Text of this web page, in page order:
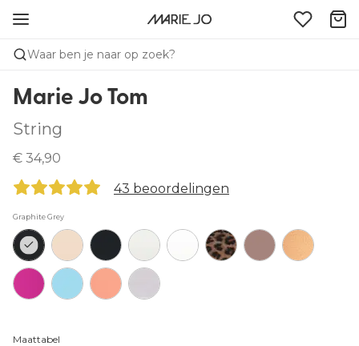
Waar ben je naar op zoek?
Marie Jo Tom
String
€ 34,90
43 beoordelingen
Graphite Grey
Maattabel